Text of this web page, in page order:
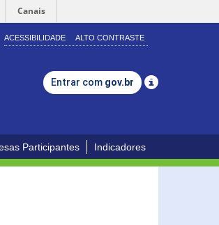
Canais
ACESSIBILIDADE ALTO CONTRASTE
Entrar com gov.br
Participantes Indicadores